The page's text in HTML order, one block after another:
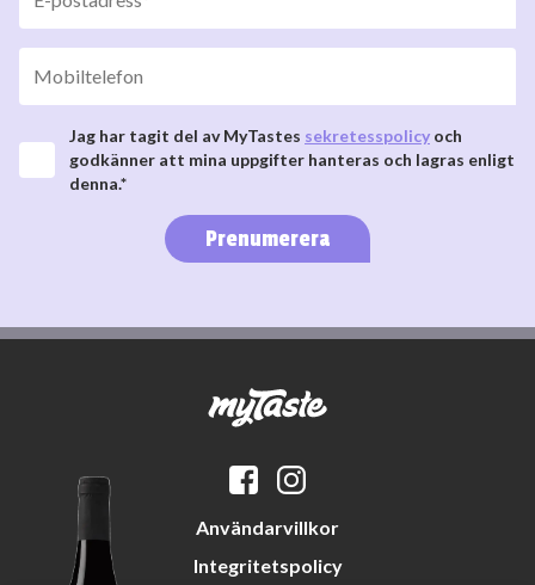
Jag har tagit del av MyTastes sekretesspolicy och
godkänner att mina uppgifter hanteras och lagras enligt
denna.*
Prenumerera
Användarvillkor
Integritetspolicy